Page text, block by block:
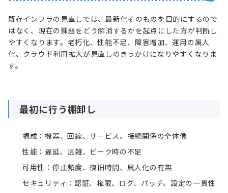
既存インフラの見直しでは、最新化そのものを目的にするので
はなく、現在の課題をどう解消するかを起点にした方が判断し
やすくなります。老朽化、性能不足、障害増加、運用の属人
化、クラウド利用拡大が見直しのきっかけになりやすくなりま
す。
最初に行う棚卸し
構成：機器、回線、サービス、接続関係の全体像
性能：遅延、混雑、ピーク時の不足
可用性：停止頻度、復旧時間、属人化の有無
セキュリティ：認証、権限、ログ、パッチ、設定の一貫性